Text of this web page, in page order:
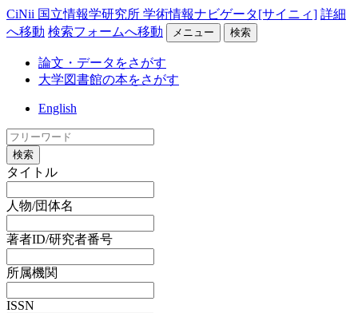
CiNii 国立情報学研究所 学術情報ナビゲータ[サイニィ] 詳細
へ移動 検索フォームへ移動 メニュー 検索
論文・データをさがす
大学図書館の本をさがす
English
検索
タイトル
人物/団体名
著者ID/研究者番号
所属機関
ISSN